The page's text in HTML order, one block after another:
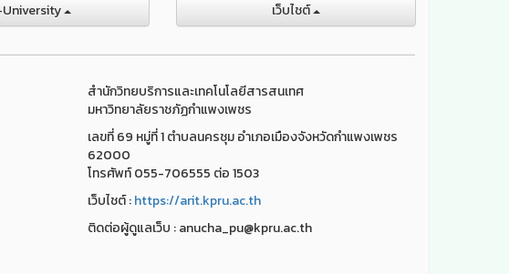
เว็บไชต์
สำนักวิทยบริการและเทคโนโลยีสารสนเทศ
มหาวิทยาลัยราชภัฏกำแพงเพชร
เลขที่ 69 หมู่ที่ 1 ตำบลนครชุม อำเภอเมืองจังหวัดกำแพงเพชร
62000
โทรศัพท์ 055-706555 ต่อ 1503
เว็บไชต์ :https://arit.kpru.ac.th
ติดต่อผู้ดูแลเว็บ : anucha_pu@kpru.ac.th